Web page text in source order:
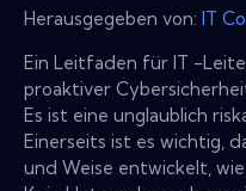
Herausgegeben von: IT
Ein Leitfaden für IT -
proaktiver
Es ist eine unglaublich
Einerseits ist es wichtig,
und Weise entwickelt,